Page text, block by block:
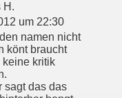
H.
um 22:30
namen nicht
könt braucht
keine kritik
sagt das das